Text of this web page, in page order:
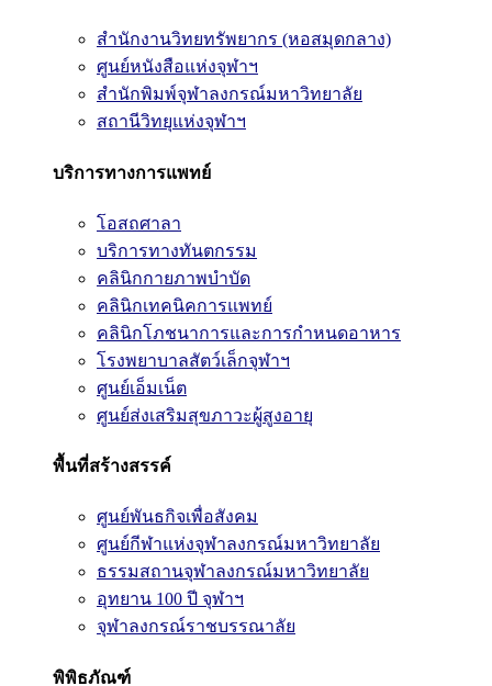
สำนักงานวิทยทรัพยากร (หอสมุดกลาง)
ศูนย์หนังสือแห่งจุฬาฯ
สำนักพิมพ์จุฬาลงกรณ์มหาวิทยาลัย
สถานีวิทยุแห่งจุฬาฯ
บริการทางการแพทย์
โอสถศาลา
บริการทางทันตกรรม
คลินิกกายภาพบำบัด
คลินิกเทคนิคการแพทย์
คลินิกโภชนาการและการกำหนดอาหาร
โรงพยาบาลสัตว์เล็กจุฬาฯ
ศูนย์เอ็มเน็ต
ศูนย์ส่งเสริมสุขภาวะผู้สูงอายุ
พื้นที่สร้างสรรค์
ศูนย์พันธกิจเพื่อสังคม
ศูนย์กีฬาแห่งจุฬาลงกรณ์มหาวิทยาลัย
ธรรมสถานจุฬาลงกรณ์มหาวิทยาลัย
อุทยาน 100 ปี จุฬาฯ
จุฬาลงกรณ์ราชบรรณาลัย
พิพิธภัณฑ์